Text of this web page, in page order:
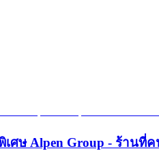
เศษ Alpen Group - ร้านที่